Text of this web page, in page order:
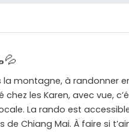
montagne, à randonner
les Karen, avec vue,
La rando est
Chiang Mai. À faire si